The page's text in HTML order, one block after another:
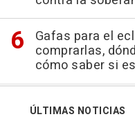
Gafas para el
comprarlas,
cómo saber si
ÚLTIMAS NOTICIAS